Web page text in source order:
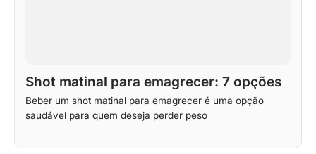
Shot matinal para emagrecer: 7 opções
Beber um shot matinal para emagrecer é uma opção
saudável para quem deseja perder peso